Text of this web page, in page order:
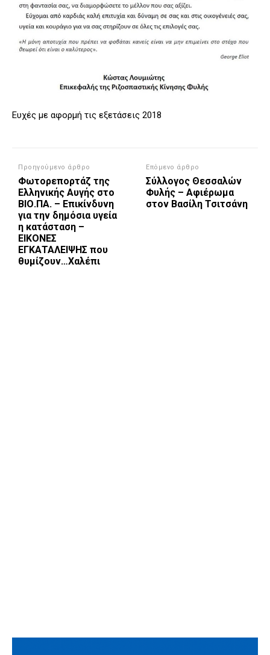
Ευχές με αφορμή τις εξετάσεις 2018
Προηγούμενο άρθρο
Φωτορεπορτάζ της
Ελληνικής Αυγής στο
ΒΙΟ.ΠΑ. – Επικίνδυνη
για την δημόσια υγεία
η κατάσταση –
ΕΙΚΟΝΕΣ
ΕΓΚΑΤΑΛΕΙΨΗΣ που
θυμίζουν…Χαλέπι
Επόμενο άρθρο
Σύλλογος Θεσσαλών
Φυλής – Αφιέρωμα
στον Βασίλη Τσιτσάνη